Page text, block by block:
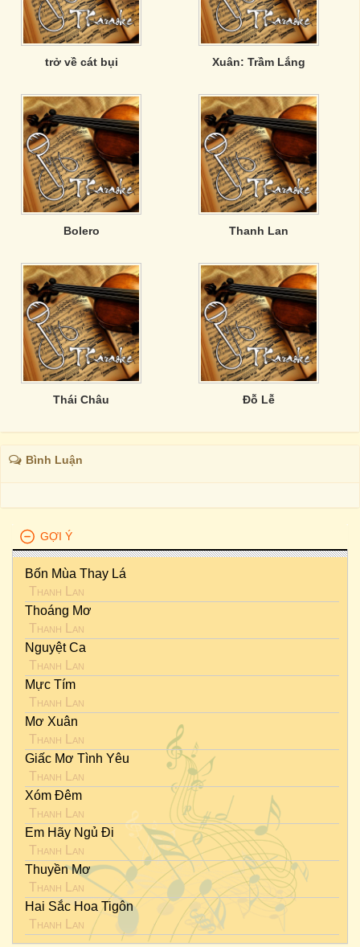
trở về cát bụi Xuân: Trầm Lắng
Bolero Thanh Lan
Thái Châu Đỗ Lễ
Bình Luận
GỢI Ý
Bốn Mùa Thay Lá
Thanh Lan
Thoáng Mơ
Thanh Lan
Nguyệt Ca
Thanh Lan
Mực Tím
Thanh Lan
Mơ Xuân
Thanh Lan
Giấc Mơ Tình Yêu
Thanh Lan
Xóm Đêm
Thanh Lan
Em Hãy Ngủ Đi
Thanh Lan
Thuyền Mơ
Thanh Lan
Hai Sắc Hoa Tigôn
Thanh Lan